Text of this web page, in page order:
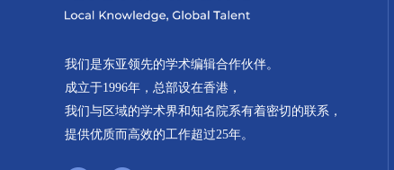
我们是东亚领先的学术编辑合作伙伴。
成立于1996年，总部设在香港，
我们与区域的学术界和知名院系有着密切的联系，
提供优质而高效的工作超过25年。